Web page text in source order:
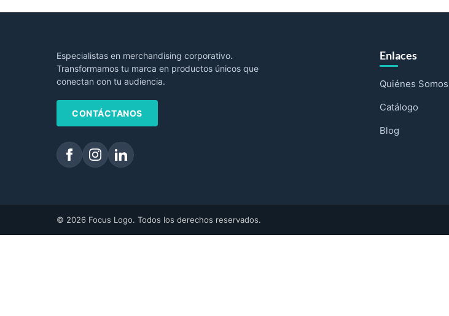
Especialistas en merchandising corporativo.
Transformamos tu marca en productos únicos que
conectan con tu audiencia.
CONTÁCTANOS
Enlaces
Quiénes Somos
Catálogo
Blog
© 2026 Focus Logo. Todos los derechos reservados.